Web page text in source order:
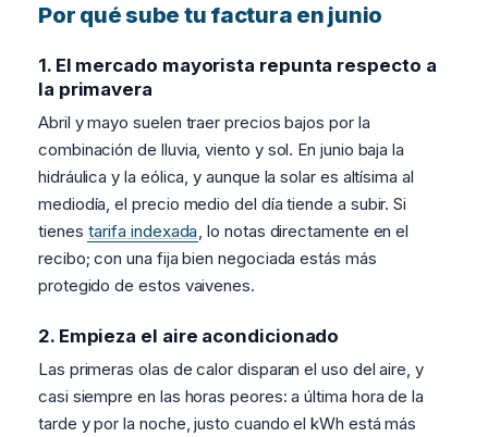
Por qué sube tu factura en junio
1. El mercado mayorista repunta respecto a
la primavera
Abril y mayo suelen traer precios bajos por la
combinación de lluvia, viento y sol. En junio baja la
hidráulica y la eólica, y aunque la solar es altísima al
mediodía, el precio medio del día tiende a subir. Si
tienes tarifa indexada, lo notas directamente en el
recibo; con una fija bien negociada estás más
protegido de estos vaivenes.
2. Empieza el aire acondicionado
Las primeras olas de calor disparan el uso del aire, y
casi siempre en las horas peores: a última hora de la
tarde y por la noche, justo cuando el kWh está más